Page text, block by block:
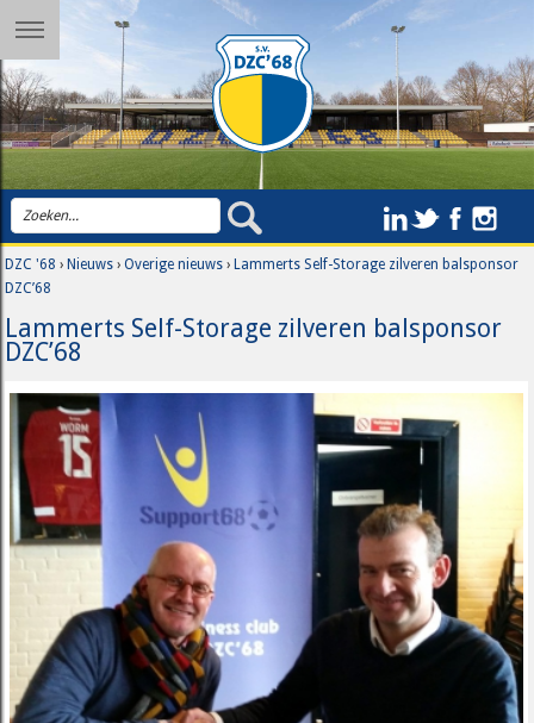
DZC '68 ›Nieuws ›Overige nieuws ›Lammerts Self-Storage zilveren balsponsor
DZC’68
Lammerts Self-Storage zilveren balsponsor
DZC’68